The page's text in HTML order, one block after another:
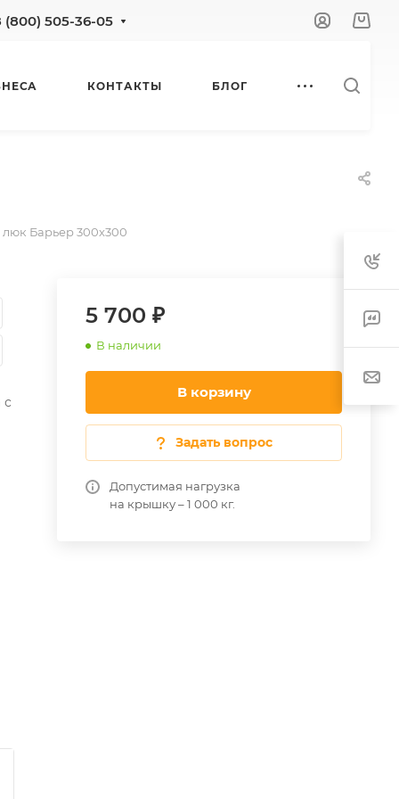
(800) 505-36-05
КОНТАКТЫ БЛОГ
Барьер 300х300
5 700 ₽
В наличии
В корзину
Задать вопрос
Допустимая нагрузка
на крышку – 1 000 кг.
с